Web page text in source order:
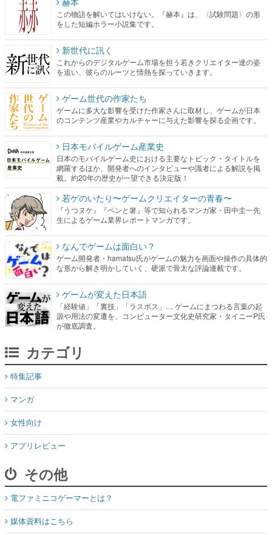
この物語を解いてはいけない。『赫本』は、〈試験問題〉の形
をした短編ホラー小説集です。
新世代に訊く
これからのデジタルゲーム市場を担う若きクリエイター達の姿
を追い、彼らのルーツと情熱を探っていきます。
ゲーム世代の作家たち
ゲームに多大な影響を受けた作家さんに取材し、ゲームが日本
のコンテンツ産業やカルチャーに与えた影響を探る企画です。
日本モバイルゲーム産業史
日本のモバイルゲーム史における主要なトピック・タイトルを
網羅するほか、開発者へのインタビューや識者による解説を掲
載。約20年の歴史が一望できる決定版！
若ゲのいたり〜ゲームクリエイターの青春〜
『うつヌケ』『ペンと箸』等で知られるマンガ家・田中圭一先
生によるゲーム業界レポートマンガです。
なんでゲームは面白い？
ゲーム開発者・hamatsu氏がゲームの魅力を画面や操作の具体的
な形から解き明かしていく、硬派で骨太な評論連載です。
ゲームが変えた日本語
「経験値」「裏技」「ラスボス」… ゲームにまつわる言葉の起
源や用法の変遷を、コンピューター文化史研究家・タイニーP氏
が徹底調査。
カテゴリ
特集記事
マンガ
女性向け
アプリレビュー
その他
電ファミニコゲーマーとは？
媒体資料はこちら